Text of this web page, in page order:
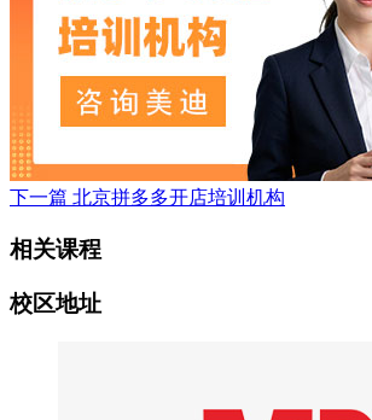
下一篇 北京拼多多开店培训机构
相关课程
校区地址